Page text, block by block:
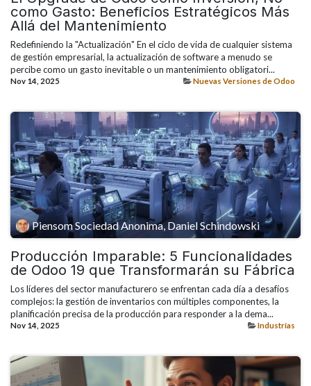
como Gasto: Beneficios Estratégicos Más
Allá del Mantenimiento
Redefiniendo la "Actualización" En el ciclo de vida de cualquier sistema
de gestión empresarial, la actualización de software a menudo se
percibe como un gasto inevitable o un mantenimiento obligatori...
Nov 14, 2025 Nuevas Versiones de Odoo
Piensom Sociedad Anonima, Daniel Schindowski
Producción Imparable: 5 Funcionalidades
de Odoo 19 que Transformarán su Fábrica
Los líderes del sector manufacturero se enfrentan cada día a desafíos
complejos: la gestión de inventarios con múltiples componentes, la
planificación precisa de la producción para responder a la dema...
Nov 14, 2025 Industrías